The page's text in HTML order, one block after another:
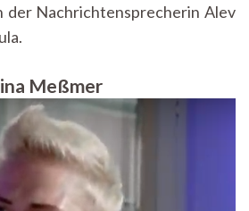
der Nachrichtensprecherin Alev
Meßmer